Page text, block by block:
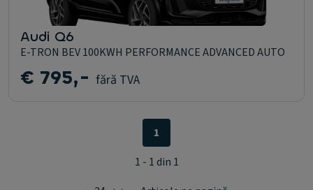
Audi Q6
E-TRON BEV 100KWH PERFORMANCE ADVANCED AUTO
€ 795,- fără TVA
1
1 - 1 din 1